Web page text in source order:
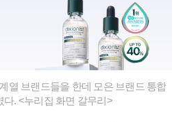
열 브랜드들을 한데 모은 브랜드 통합
다. <누리집 화면 갈무리>